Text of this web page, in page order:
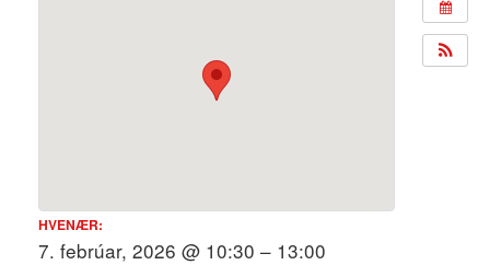
HVENÆR:
7. febrúar, 2026 @ 10:30 – 13:00